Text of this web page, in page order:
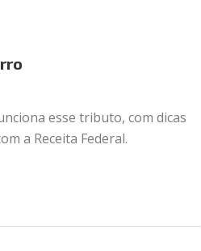
esse tributo, com dicas
a Receita Federal.